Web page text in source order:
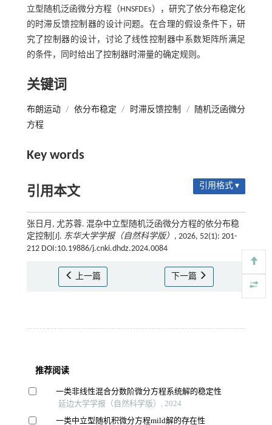
立型随机泛函微分方程（HNSFDEs），研究了依分布稳定化
的时滞反馈控制器的设计问题。在合理的假设条件下，研
究了控制器的设计，讨论了线性控制器中系数矩阵所满足
的条件，同时给出了控制器时滞量的确定规则。
关键词
布朗运动 / 依分布稳定 / 时滞反馈控制 /
随机泛函微分
方程
Key words
引用本文 引用格式 ▾
张日月, 尤苏蓉. 混杂中立型随机泛函微分方程的依分布稳
定控制[J]. 东华大学学报（自然科学版） , 2026, 52(1): 201-
212 DOI:10.19886/j.cnki.dhdz.2024.0084
上一篇 下一篇